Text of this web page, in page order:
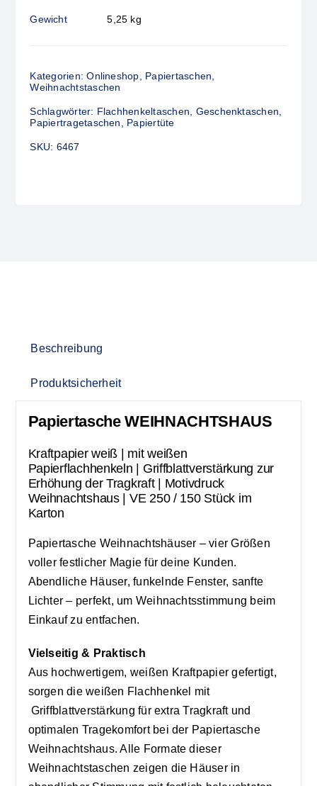
Gewicht 5,25 kg
Kategorien:Onlineshop Papiertaschen
Weihnachtstaschen
Schlagwörter: Flachhenkeltaschen Geschenktaschen
Papiertragetaschen
Papiertüte
SKU: 6467
Beschreibung
Produktsicherheit
Papiertasche WEIHNACHTSHAUS
Kraftpapier weiß | mit weißen
Papierflachhenkeln | Griffblattverstärkung zur
Erhöhung der Tragkraft | Motivdruck
Weihnachtshaus | VE 250 / 150 Stück im
Karton
Papiertasche Weihnachtshäuser – vier Größen
voller festlicher Magie für deine Kunden.
Abendliche Häuser, funkelnde Fenster, sanfte
Lichter – perfekt, um Weihnachtsstimmung beim
Einkauf zu entfachen.
Vielseitig & Praktisch
Aus hochwertigem, weißen Kraftpapier gefertigt,
sorgen die weißen Flachhenkel mit
Griffblattverstärkung für extra Tragkraft und
optimalen Tragekomfort bei der Papiertasche
Weihnachtshaus. Alle Formate dieser
Weihnachtstaschen zeigen die Häuser in